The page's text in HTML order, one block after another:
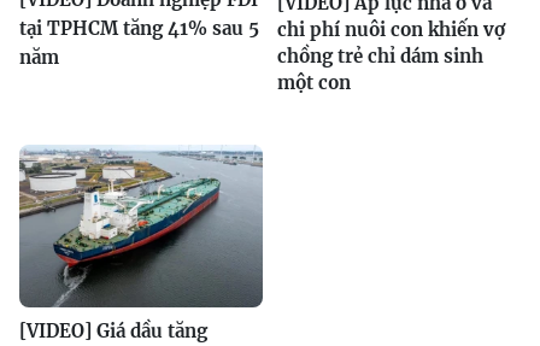
tại TPHCM tăng 41% sau 5
năm
chi phí nuôi con khiến vợ
chồng trẻ chỉ dám sinh
một con
[VIDEO] Giá dầu tăng